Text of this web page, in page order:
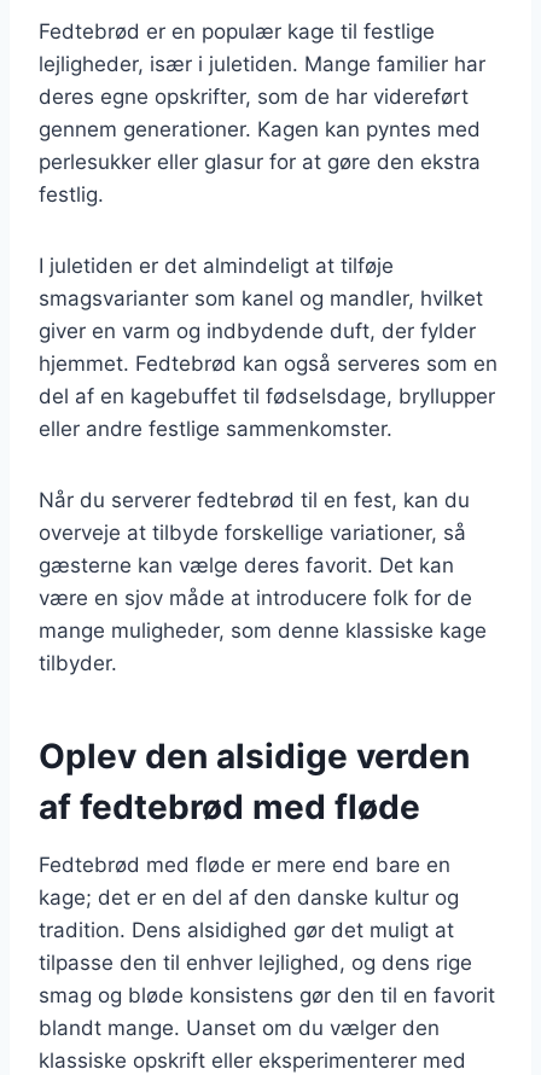
Fedtebrød er en populær kage til festlige
lejligheder, især i juletiden. Mange familier har
deres egne opskrifter, som de har videreført
gennem generationer. Kagen kan pyntes med
perlesukker eller glasur for at gøre den ekstra
festlig.
I juletiden er det almindeligt at tilføje
smagsvarianter som kanel og mandler, hvilket
giver en varm og indbydende duft, der fylder
hjemmet. Fedtebrød kan også serveres som en
del af en kagebuffet til fødselsdage, bryllupper
eller andre festlige sammenkomster.
Når du serverer fedtebrød til en fest, kan du
overveje at tilbyde forskellige variationer, så
gæsterne kan vælge deres favorit. Det kan
være en sjov måde at introducere folk for de
mange muligheder, som denne klassiske kage
tilbyder.
Oplev den alsidige verden
af fedtebrød med fløde
Fedtebrød med fløde er mere end bare en
kage; det er en del af den danske kultur og
tradition. Dens alsidighed gør det muligt at
tilpasse den til enhver lejlighed, og dens rige
smag og bløde konsistens gør den til en favorit
blandt mange. Uanset om du vælger den
klassiske opskrift eller eksperimenterer med